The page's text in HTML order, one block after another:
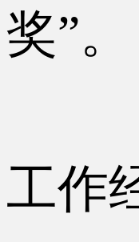
奖”。
工作